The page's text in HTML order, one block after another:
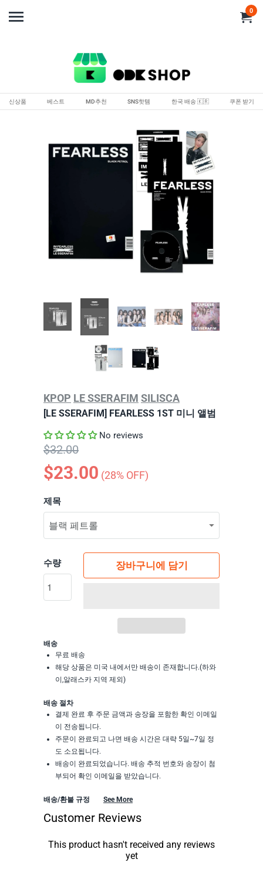
0
신상품 베스트 MD추천 SNS핫템 한국 배송 🇰🇷 쿠폰 받기
KPOP LE SSERAFIM SILISCA
[LE SSERAFIM] FEARLESS 1ST 미니 앨범
No reviews
$32.00
$23.00 (28% OFF)
제목
수량 장바구니에 담기
배송
무료 배송
해당 상품은 미국 내에서만 배송이 존재합니다.(하와
이,알래스카 지역 제외)
배송 절차
결제 완료 후 주문 금액과 송장을 포함한 확인 이메일
이 전송됩니다.
주문이 완료되고 나면 배송 시간은 대략 5일~7일 정
도 소요됩니다.
배송이 완료되었습니다. 배송 추적 번호와 송장이 첨
부되어 확인 이메일을 받았습니다.
배송/환불 규정 See More
Customer Reviews
This product hasn't received any reviews
yet